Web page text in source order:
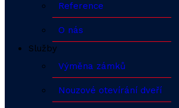
Reference
O nás
Služby
Výměna zámků
Nouzové otevírání dveří